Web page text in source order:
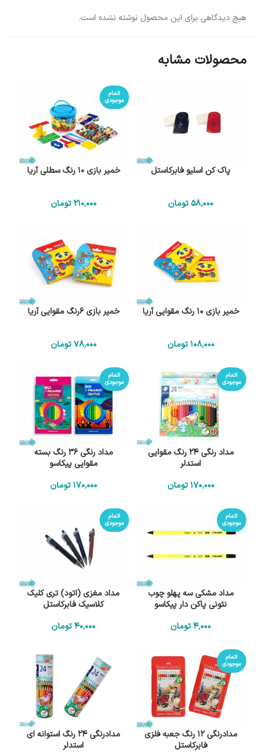
هیچ دیدگاهی برای این محصول نوشته نشده است.
محصولات مشابه
پاک کن اسلیو فابرکاستل
58٬000تومان
اتمام
موجودی
خمیر بازی 10 رنگ سطلی آریا
210٬000 تومان
خمیر بازی 10 رنگ مقوایی آریا
108٬000 تومان
خمیر بازی 6رنگ مقوایی آریا
78٬000 تومان
اتمام
موجودی
مداد رنگی 24 رنگ مقوایی
استدلر
170٬000 تومان
اتمام
موجودی
مداد رنگی 36 رنگ بسته
مقوایی پیکاسو
170٬000 تومان
اتمام
موجودی
مداد مشکی سه پهلو چوب
نئونی پاکن دار پیکاسو
4٬000تومان
اتمام
موجودی
مداد مغزی (اتود) تری کلیک
کلاسیک فابرکاستل
40٬000تومان
اتمام
موجودی
مدادرنگی 12 رنگ جعبه فلزی
فابرکاستل
مدادرنگی 24 رنگ استوانه ای
استدلر